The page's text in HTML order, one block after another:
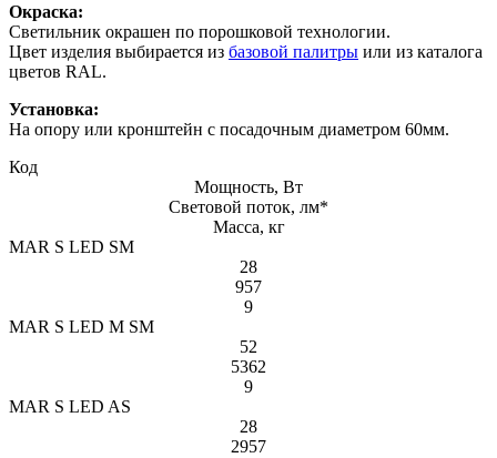
Окраска:
Светильник окрашен по порошковой технологии.
Цвет изделия выбирается из базовой палитры или из каталога
цветов RAL.
Установка:
На опору или кронштейн с посадочным диаметром 60мм.
Код
Мощность, Вт
Световой поток, лм*
Масса, кг
MAR S LED SM
28
957
9
MAR S LED M SM
52
5362
9
MAR S LED AS
28
2957